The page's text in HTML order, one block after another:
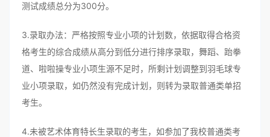
测试成绩总分为300分。
3.录取办法：严格按照专业小项的计划数，依据取得合格资
格考生的综合成绩从高分到低分进行排序录取，舞蹈、跆拳
道、啦啦操专业小项生源不足时，所剩计划调整到羽毛球专
业小项录取，如仍然没有完成计划，则转为录取普通类单招
考生。
4.未被艺术体育特长生录取的考生，如参加了我校普通类考